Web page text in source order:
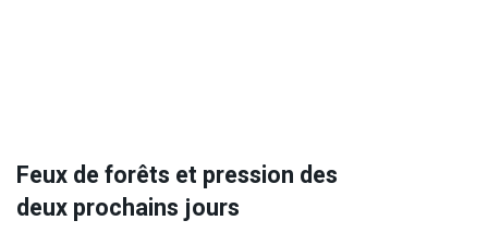
Feux de forêts et pression des
deux prochains jours